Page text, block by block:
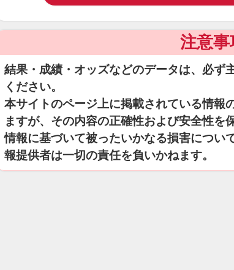
注意事
結果・成績・オッズなどのデータは、必ず
ください。
本サイトのページ上に掲載されている情報
ますが、その内容の正確性および安全性を
情報に基づいて被ったいかなる損害につい
報提供者は一切の責任を負いかねます。